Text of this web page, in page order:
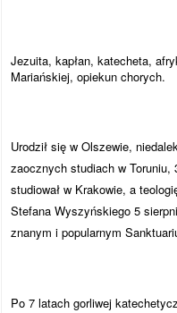
Jezuita, kapłan, katecheta,
Mariańskiej, opiekun chorych.
Urodził się w Olszewie,
zaocznych studiach w Toruniu,
studiował w Krakowie, a
Stefana Wyszyńskiego 5
znanym i popularnym
Po 7 latach gorliwej